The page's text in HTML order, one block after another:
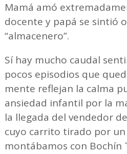
Mamá amó
docente y papá se sintió
“almacenero”.
Sí hay mucho caudal
pocos episodios que
mente reflejan la calma
ansiedad infantil por la
la llegada del vendedor
cuyo carrito tirado por
montábamos con Bochín